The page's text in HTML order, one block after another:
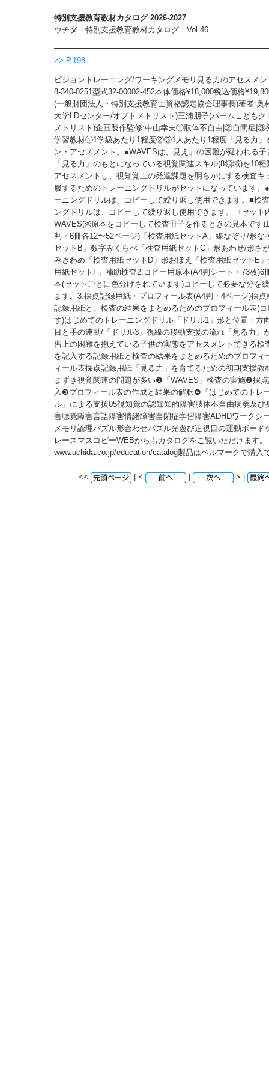
特別支援教育教材カタログ 2026-2027
ウチダ 特別支援教育教材カタログ Vol.46
>> P.198
ビジョントレーニング/ワーキングメモリ見る力のアセスメ
8-340-0251型式32-00002-452本体価格¥18,000税込価格
(一般財団法人・特別支援教育士資格認定協会理事長)著者:奥
大学LDセンター/オプトメトリスト)三浦朋子(パームこども
メトリスト)企画製作監修:中山幸夫①肢体不自由|②自閉症|③
学習教材①1学級あたり1程度②③1人あたり1程度「見る力」
ン・アセスメント。●WAVESは、見え」の困難が疑われる子
「見る力」のもとになっている視覚関連スキル(8領域)を10
アセスメントし、視知覚上の発達課題を明らかにする検査キ
服するためのトレーニングドリルがセットになっています。
ーニングドリルは、コピーして繰り返し使用できます。■検
ングドリルは、コピーして繰り返し使用できます。〈セット
WAVES(※原本をコピーして検査冊子を作るときの見本です
判・6冊各12〜52ページ)「検査用紙セットA」線なぞり/形な
セットB」数字みくらべ「検査用紙セットC」形あわせ/形さ
みきわめ「検査用紙セットD」形おぼえ「検査用紙セットE
用紙セットF」補助検査2.コピー用原本(A4判シート・73枚)6
本(セットごとに色分けされています)コピーして必要な分を
ます。3.採点記録用紙・プロフィール表(A4判・4ページ)採
記録用紙と、検査の結果をまとめるためのプロフィール表(
す)はじめてのトレーニングドリル「ドリル1」形と位置・方
目と手の連動/「ドリル3」視線の移動支援の流れ「見る力」
習上の困難を抱えている子供の実態をアセスメントできる検
を記入する記録用紙と検査の結果をまとめるためのプロフィ
ィール表採点記録用紙「見る力」を育てるための初期支援教
まずき視覚関連の問題が多い❶「WAVES」検査の実施❷採
入❸プロフィール表の作成と結果の解釈❹「はじめてのトレ
ル」による支援05視知覚の認知知的障害肢体不自由病弱及び
害聴覚障害言語障害情緒障害自閉症学習障害ADHDワークシ
メモリ論理パズル形合わせパズル光遊び追視目の運動ボード
レースマスコピーWEBからもカタログをご覧いただけます。
www.uchida.co.jp/education/catalog製品はベルマークで購入
<< | < | > |